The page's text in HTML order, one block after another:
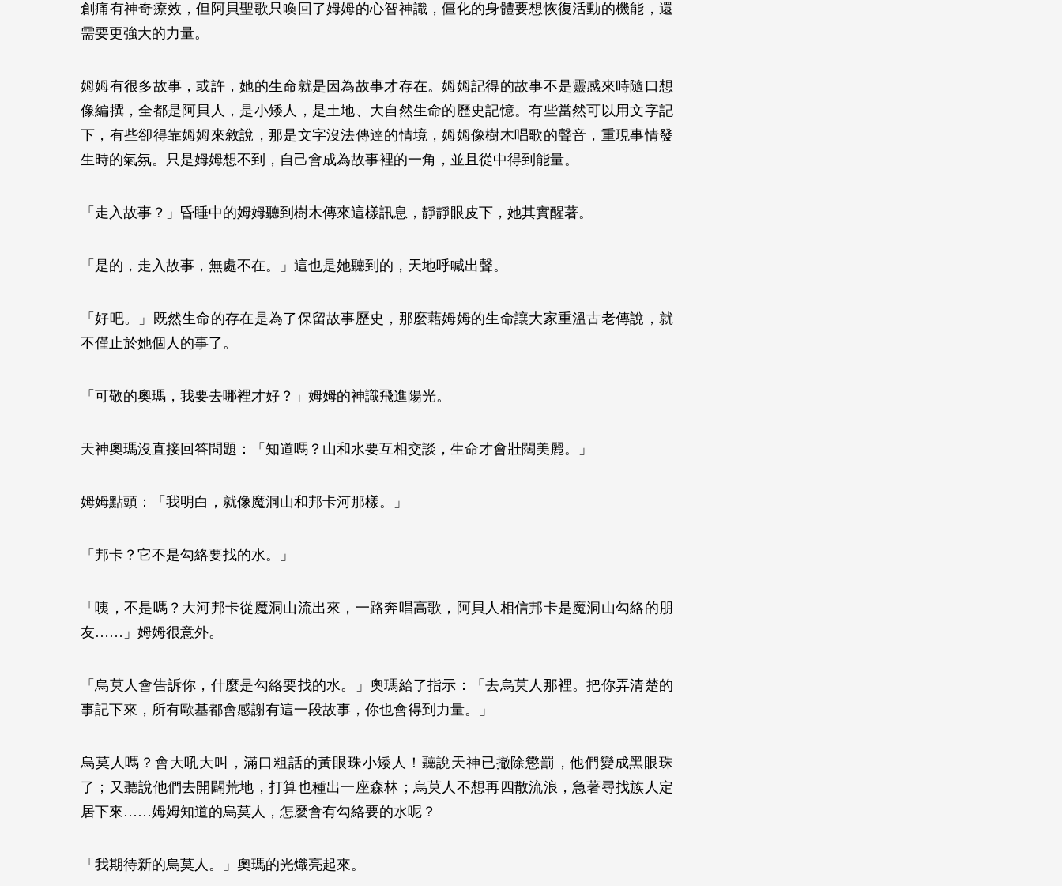
創痛有神奇療效，但阿貝聖歌只喚回了姆姆的心智神識，僵化的身體要想恢復活動的機能，還
需要更強大的力量。
姆姆有很多故事，或許，她的生命就是因為故事才存在。姆姆記得的故事不是靈感來時隨口想
像編撰，全都是阿貝人，是小矮人，是土地、大自然生命的歷史記憶。有些當然可以用文字記
下，有些卻得靠姆姆來敘說，那是文字沒法傳達的情境，姆姆像樹木唱歌的聲音，重現事情發
生時的氣氛。只是姆姆想不到，自己會成為故事裡的一角，並且從中得到能量。
「走入故事？」昏睡中的姆姆聽到樹木傳來這樣訊息，靜靜眼皮下，她其實醒著。
「是的，走入故事，無處不在。」這也是她聽到的，天地呼喊出聲。
「好吧。」既然生命的存在是為了保留故事歷史，那麼藉姆姆的生命讓大家重溫古老傳說，就
不僅止於她個人的事了。
「可敬的奧瑪，我要去哪裡才好？」姆姆的神識飛進陽光。
天神奧瑪沒直接回答問題：「知道嗎？山和水要互相交談，生命才會壯闊美麗。」
姆姆點頭：「我明白，就像魔洞山和邦卡河那樣。」
「邦卡？它不是勾絡要找的水。」
「咦，不是嗎？大河邦卡從魔洞山流出來，一路奔唱高歌，阿貝人相信邦卡是魔洞山勾絡的朋
友……」姆姆很意外。
「烏莫人會告訴你，什麼是勾絡要找的水。」奧瑪給了指示：「去烏莫人那裡。把你弄清楚的
事記下來，所有歐基都會感謝有這一段故事，你也會得到力量。」
烏莫人嗎？會大吼大叫，滿口粗話的黃眼珠小矮人！聽說天神已撤除懲罰，他們變成黑眼珠
了；又聽說他們去開闢荒地，打算也種出一座森林；烏莫人不想再四散流浪，急著尋找族人定
居下來……姆姆知道的烏莫人，怎麼會有勾絡要的水呢？
「我期待新的烏莫人。」奧瑪的光熾亮起來。